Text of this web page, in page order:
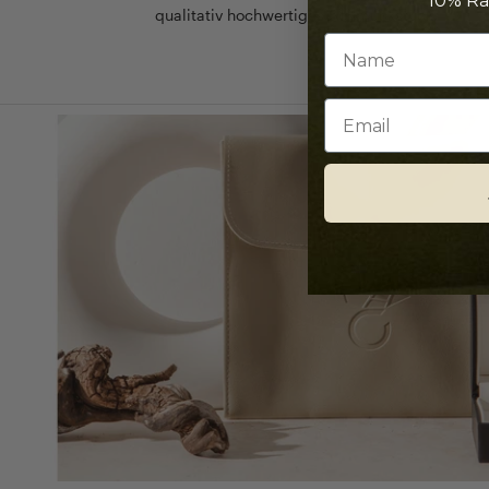
qualitativ hochwertiges Schmuckstück.
Email